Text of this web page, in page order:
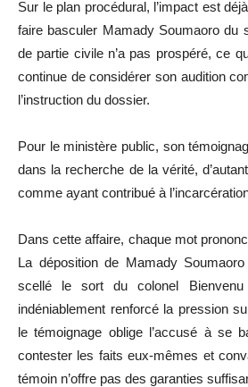
Sur le plan procédural, l’impact est
faire basculer Mamady Soumaoro du
de partie civile n’a pas prospéré, ce
continue de considérer son audition
l’instruction du dossier.
Pour le ministère public, son
dans la recherche de la vérité,
comme ayant contribué à
Dans cette affaire, chaque mot
La déposition de Mamady
scellé le sort du colonel
indéniablement renforcé la pression
le témoignage oblige l’accusé à se
contester les faits eux-mêmes et
témoin n’offre pas des garanties